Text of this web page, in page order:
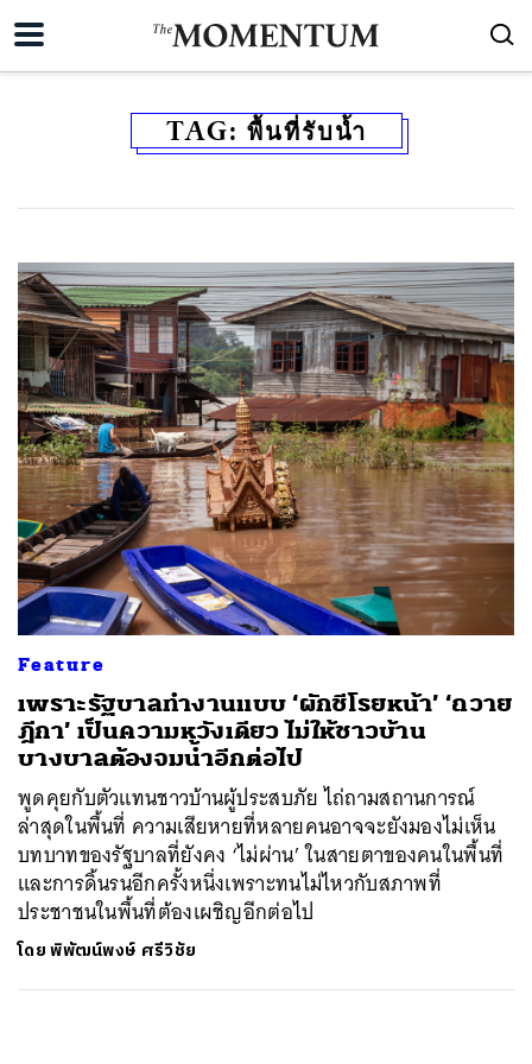
TAG: พื้นที่รับน้ำ
Feature
เพราะรัฐบาลทำงานแบบ ‘ผักชีโรยหน้า’ ‘ถวาย
ฎีกา’ เป็นความหวังเดียว ไม่ให้ชาวบ้าน
บางบาลต้องจมน้ำอีกต่อไป
พูดคุยกับตัวแทนชาวบ้านผู้ประสบภัย ไถ่ถามสถานการณ์
ล่าสุดในพื้นที่ ความเสียหายที่หลายคนอาจจะยังมองไม่เห็น
บทบาทของรัฐบาลที่ยังคง ‘ไม่ผ่าน’ ในสายตาของคนในพื้นที่
และการดิ้นรนอีกครั้งหนึ่งเพราะทนไม่ไหวกับสภาพที่
ประชาชนในพื้นที่ต้องเผชิญอีกต่อไป
โดยพิพัฒน์พงษ์ ศรีวิชัย
ค้นหา